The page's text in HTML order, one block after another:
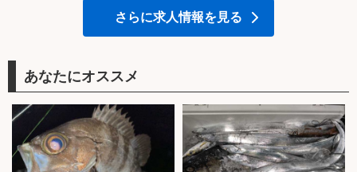
さらに求人情報を見る
あなたにオススメ